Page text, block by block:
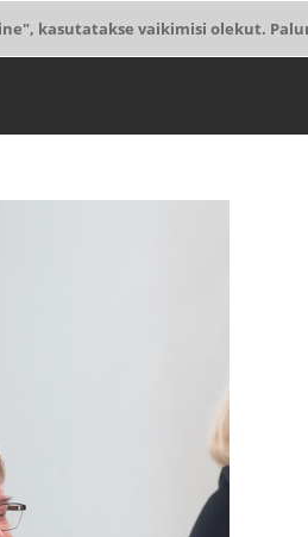
kasutatakse vaikimisi olekut.